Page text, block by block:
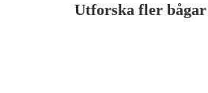
Utforska fler